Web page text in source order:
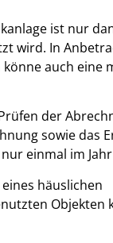
ist nur
wird. In
auch eine
der
sowie das
einmal im
häuslichen
Objekten